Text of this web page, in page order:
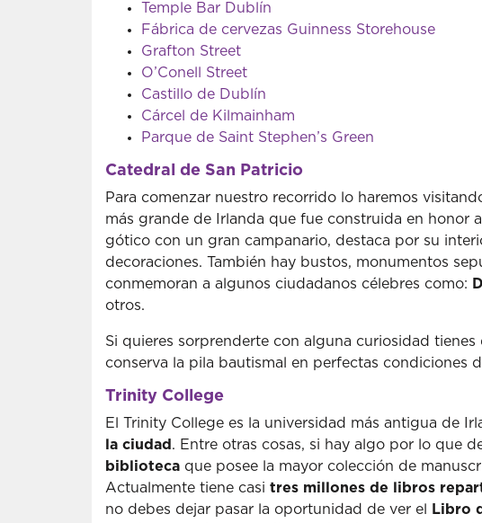
Temple Bar Dublín
Fábrica de cervezas Guinness Storehouse
Grafton Street
O’Conell Street
Castillo de Dublín
Cárcel de Kilmainham
Parque de Saint Stephen’s Green
Catedral de San Patricio
Para comenzar nuestro recorrido lo haremos
más grande de Irlanda que fue construida en honor
gótico con un gran campanario, destaca por su
decoraciones. También hay bustos, monumentos
conmemoran a algunos ciudadanos célebres como:
otros.
Si quieres sorprenderte con alguna curiosidad
conserva la pila bautismal en perfectas condiciones
Trinity College
El Trinity College es la universidad más antigua de
la ciudad . Entre otras cosas, si hay algo por lo que
biblioteca que posee la mayor colección de
Actualmente tiene casi tres millones de libros
no debes dejar pasar la oportunidad de ver el
Libro